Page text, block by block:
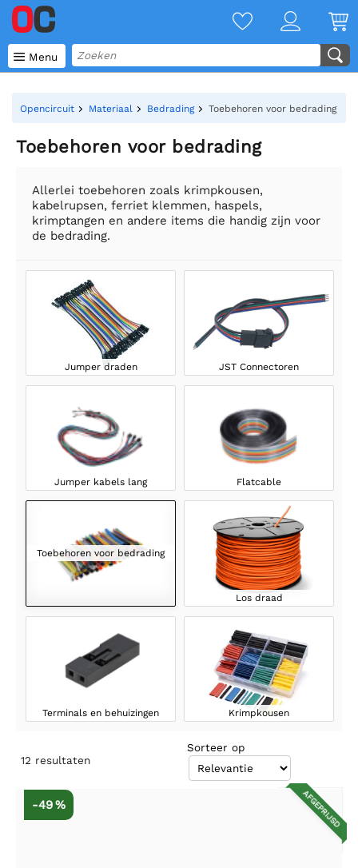
 Menu
Opencircuit Materiaal Bedrading Toebehoren voor bedrading
Toebehoren voor bedrading
Allerlei toebehoren zoals krimpkousen,
kabelrupsen, ferriet klemmen, haspels,
krimptangen en andere items die handig zijn voor
de bedrading.
Jumper draden JST Connectoren
Jumper kabels lang Flatcable
Toebehoren voor bedrading
Los draad
Terminals en behuizingen Krimpkousen
12 resultaten
Sorteer op
AFGEPRIJSD
-49 %